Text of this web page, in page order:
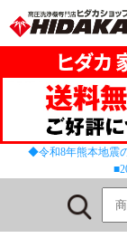
◆令和8年熊本地震